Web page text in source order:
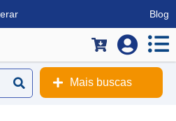
Blog
Mais buscas